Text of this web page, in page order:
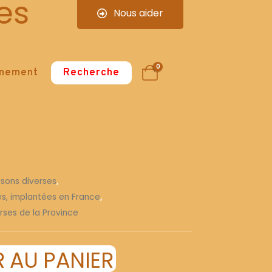
Nous aider
Recherche 0
diverses,
implantées en France,
de la Province
AU PANIER